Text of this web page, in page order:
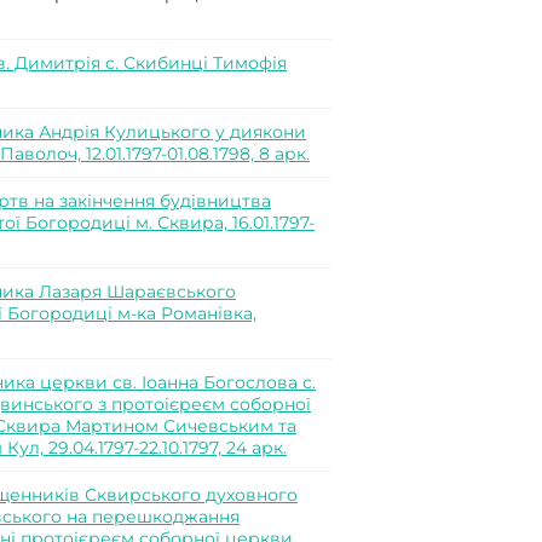
с. Скибинці Тимофія
Андрія Кулицького у диякони
12.01.1797-01.08.1798, 8 арк.
на закінчення будівництва
Богородиці м. Сквира, 16.01.1797-
Лазаря Шараєвського
м-ка Романівка,
церкви св. Іоанна Богослова с.
з протоієреєм соборної
Мартином Сичевським та
29.04.1797-22.10.1797, 24 арк.
Сквирського духовного
на перешкоджання